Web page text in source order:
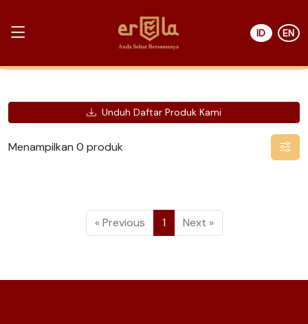
ID EN
Unduh Daftar Produk Kami
Menampilkan 0 produk
« Previous 1 Next »